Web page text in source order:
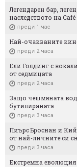
Легендарен бар,
наследството на Café
преди 1 час
Най-очакваните
преди 2 часа
Ели Голдинг с
от седмицата
преди 2 часа
Защо чешмяната
бутилираната
преди 3 часа
Пиърс Броснан и
от най-личните си
преди 3 часа
Екстремна